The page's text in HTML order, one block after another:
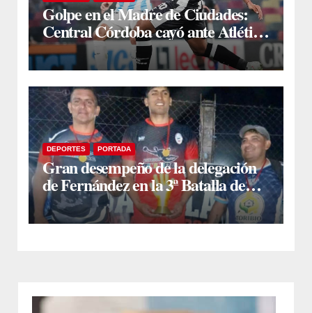
Golpe en el Madre de Ciudades:
Central Córdoba cayó ante Atlético
Tucumán en el debut de
Domínguez
DEPORTES PORTADA
Gran desempeño de la delegación
de Fernández en la 3ª Batalla de
Arqueros en Monte Quemado